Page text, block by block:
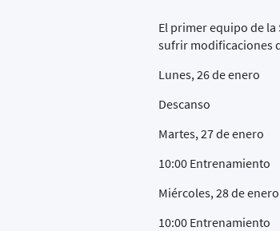
El primer equipo de
sufrir modificaciones
Lunes, 26 de enero
Descanso
Martes, 27 de enero
10:00 Entrenamiento
Miércoles, 28 de enero
10:00 Entrenamiento